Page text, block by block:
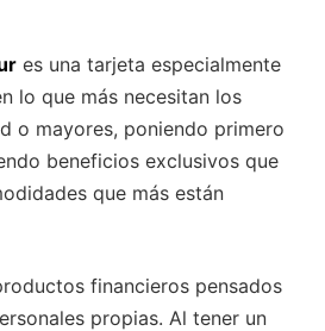
es una tarjeta especialmente
lo que más necesitan los
o mayores, poniendo primero
beneficios exclusivos que
que más están
financieros pensados
propias. Al tener un